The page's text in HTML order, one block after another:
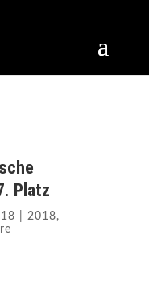
Platz
2018,